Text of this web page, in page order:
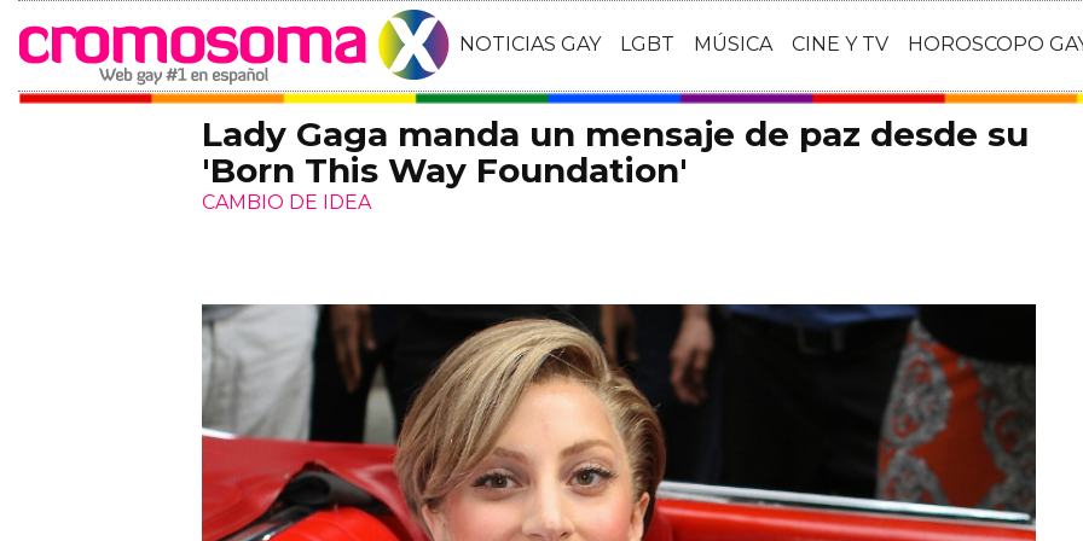
NOTICIAS GAY LGBT MÚSICA CINE Y TV HOROSCOPO
Lady Gaga manda un mensaje de paz desde su
'Born This Way Foundation'
CAMBIO DE IDEA